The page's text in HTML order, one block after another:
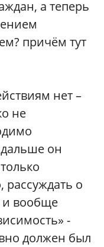
а теперь
причём тут
нет –
не
он
о
и вообще
-
должен был